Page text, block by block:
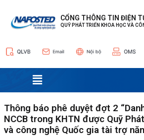
CỔNG THÔNG TIN ĐIỆN
QUỸ PHÁT TRIỂN KHOA HỌC VÀ
Menu
Thông báo phê duyệt đợt 2
NCCB trong KHTN được Quỹ
và công nghệ Quốc gia tài trợ
hướng
bài